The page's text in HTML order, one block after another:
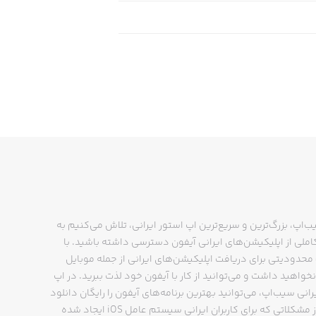
بزرگ‌ترین و سریع‌ترین اپ استور ایرانی، تلاش می‌کنیم به
از اپلیکیشن‌های ایرانی آیفون دسترسی داشته باشید. با
برای دریافت اپلیکیشن‌های ایرانی از جمله موبایل
داشت و می‌توانید از کار با آیفون خود لذت ببرید. در اپ
سیب‌اپ، می‌توانید بهترین برنامه‌های آیفون را رایگان دانلود
کنید و از مشکلاتی که برای کاربران ایرانی سیستم عامل iOS ایجاد شده